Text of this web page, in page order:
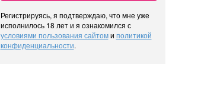
Регистрируясь, я подтверждаю, что мне уже
исполнилось 18 лет и я ознакомился с
условиями пользования сайтоми политикой
конфиденциальности.